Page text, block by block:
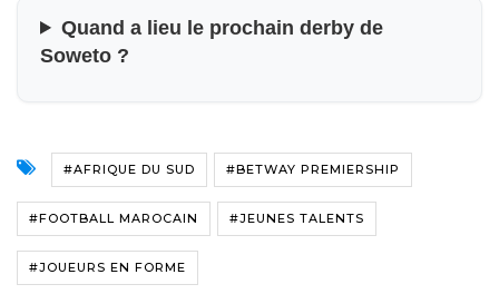
Quand a lieu le prochain derby de
Soweto ?
#AFRIQUE DU SUD #BETWAY PREMIERSHIP
#FOOTBALL MAROCAIN #JEUNES TALENTS
#JOUEURS EN FORME